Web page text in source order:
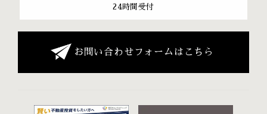
24時間受付
お問い合わせフォームはこちら